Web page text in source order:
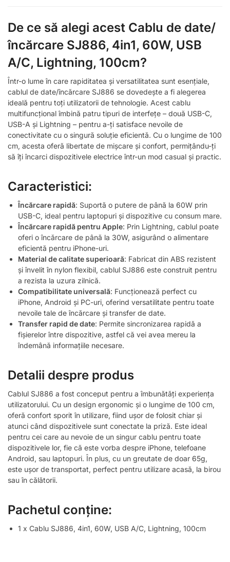
De ce să alegi acest Cablu de date/
încărcare SJ886, 4in1, 60W, USB
A/C, Lightning, 100cm?
Într-o lume în care rapiditatea și versatilitatea sunt esențiale,
cablul de date/încărcare SJ886 se dovedește a fi alegerea
ideală pentru toți utilizatorii de tehnologie. Acest cablu
multifuncțional îmbină patru tipuri de interfețe – două USB-C,
USB-A și Lightning – pentru a-ți satisface nevoile de
conectivitate cu o singură soluție eficientă. Cu o lungime de 100
cm, acesta oferă libertate de mișcare și confort, permițându-ți
să îți încarci dispozitivele electrice într-un mod casual și practic.
Caracteristici:
Încărcare rapidă: Suportă o putere de până la 60W prin
USB-C, ideal pentru laptopuri și dispozitive cu consum mare.
Încărcare rapidă pentru Apple: Prin Lightning, cablul poate
oferi o încărcare de până la 30W, asigurând o alimentare
eficientă pentru iPhone-uri.
Material de calitate superioară: Fabricat din ABS rezistent
și învelit în nylon flexibil, cablul SJ886 este construit pentru
a rezista la uzura zilnică.
Compatibilitate universală: Funcționează perfect cu
iPhone, Android și PC-uri, oferind versatilitate pentru toate
nevoile tale de încărcare și transfer de date.
Transfer rapid de date: Permite sincronizarea rapidă a
fișierelor între dispozitive, astfel că vei avea mereu la
îndemână informațiile necesare.
Detalii despre produs
Cablul SJ886 a fost conceput pentru a îmbunătăți experiența
utilizatorului. Cu un design ergonomic și o lungime de 100 cm,
oferă confort sporit în utilizare, fiind ușor de folosit chiar și
atunci când dispozitivele sunt conectate la priză. Este ideal
pentru cei care au nevoie de un singur cablu pentru toate
dispozitivele lor, fie că este vorba despre iPhone, telefoane
Android, sau laptopuri. În plus, cu un greutate de doar 65g,
este ușor de transportat, perfect pentru utilizare acasă, la birou
sau în călătorii.
Pachetul conține:
1 x Cablu SJ886, 4in1, 60W, USB A/C, Lightning, 100cm